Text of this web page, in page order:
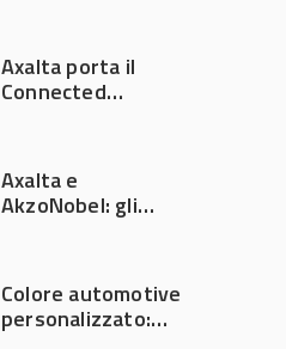
Axalta porta il
Connected
Automechanika
Frankfurt 2026
Axalta e
AkzoNobel: gli
Colore automotive
personalizzato: